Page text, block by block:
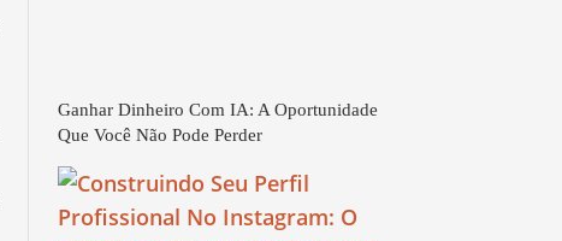
Ganhar Dinheiro Com IA: A Oportunidade
Que Você Não Pode Perder